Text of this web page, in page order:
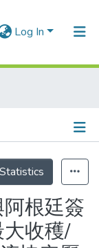
Log In
Statistics
根廷簽
收穫/